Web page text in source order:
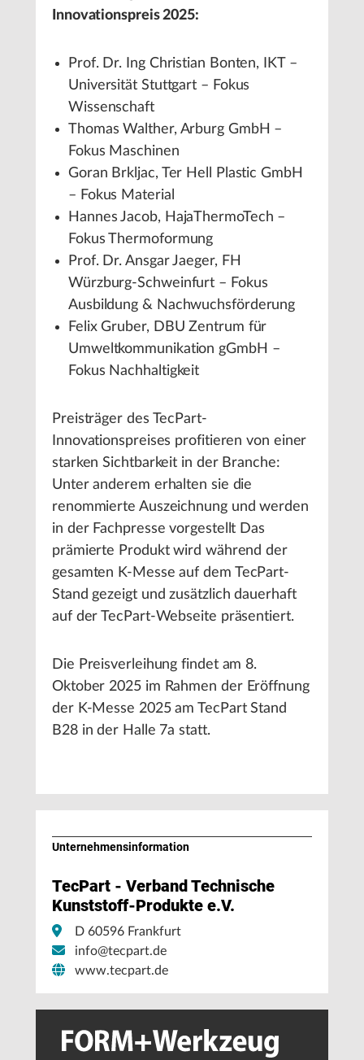
Innovationspreis 2025:
Prof. Dr. Ing Christian Bonten, IKT –
Universität Stuttgart – Fokus
Wissenschaft
Thomas Walther, Arburg GmbH –
Fokus Maschinen
Goran Brkljac, Ter Hell Plastic GmbH
– Fokus Material
Hannes Jacob, HajaThermoTech –
Fokus Thermoformung
Prof. Dr. Ansgar Jaeger, FH
Würzburg-Schweinfurt – Fokus
Ausbildung & Nachwuchsförderung
Felix Gruber, DBU Zentrum für
Umweltkommunikation gGmbH –
Fokus Nachhaltigkeit
Preisträger des TecPart-
Innovationspreises profitieren von einer
starken Sichtbarkeit in der Branche:
Unter anderem erhalten sie die
renommierte Auszeichnung und werden
in der Fachpresse vorgestellt Das
prämierte Produkt wird während der
gesamten K-Messe auf dem TecPart-
Stand gezeigt und zusätzlich dauerhaft
auf der TecPart-Webseite präsentiert.
Die Preisverleihung findet am 8.
Oktober 2025 im Rahmen der Eröffnung
der K-Messe 2025 am TecPart Stand
B28 in der Halle 7a statt.
Unternehmens­information
TecPart - Verband Technische
Kunststoff-Produkte e.V.
D 60596 Frankfurt
info@tecpart.de
www.tecpart.de